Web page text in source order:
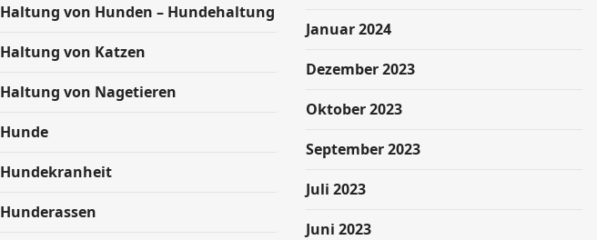
Haltung von Hunden – Hundehaltung
Haltung von Katzen
Haltung von Nagetieren
Hunde
Hundekranheit
Hunderassen
Januar 2024
Dezember 2023
Oktober 2023
September 2023
Juli 2023
Juni 2023